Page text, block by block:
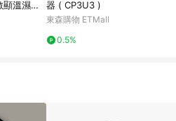
溫濕度
度計 數
器 ( CP3U3 )
東森購物 ETMall
0.5%